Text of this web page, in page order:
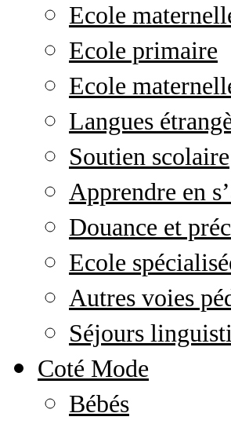
Ecole
Ecole primaire
Ecole
Langues
Soutien scolaire
Apprendre en
Douance et
Ecole
Autres voies
Séjours
Coté Mode
Bébés